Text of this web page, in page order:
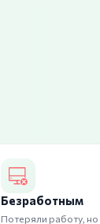
Безработным
Потеряли работу,